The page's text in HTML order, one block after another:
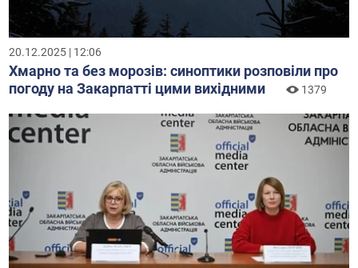
20.12.2025 | 12:06
Хмарно та без морозів: синоптики розповіли про
погоду на Закарпатті цими вихідними
1379